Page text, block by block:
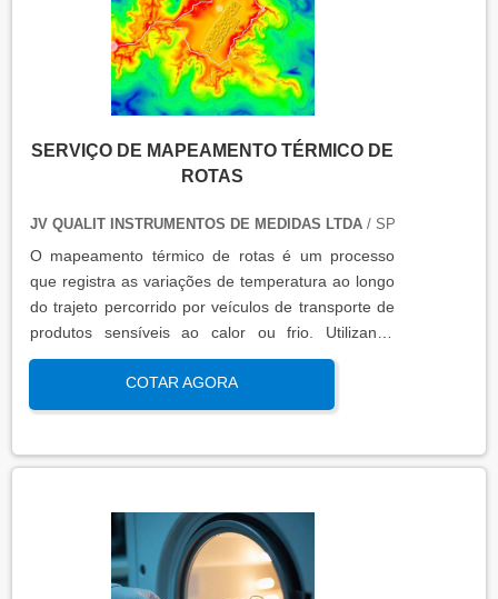
SERVIÇO DE MAPEAMENTO TÉRMICO DE
ROTAS
JV QUALIT INSTRUMENTOS DE MEDIDAS LTDA/ SP
O mapeamento térmico de rotas é um processo
que registra as variações de temperatura ao longo
do trajeto percorrido por veículos de transporte de
produtos sensíveis ao calor ou frio. Utilizando
sensores calibrados e registradores de dados, essa
análise garante que os padrões térmicos estejam
dentro das faixas exigidas por normas regulatórias,
transportado.
COTAR AGORA